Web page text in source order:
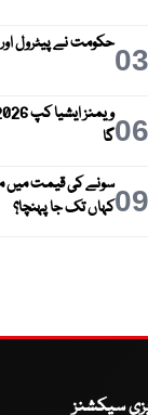
03حکومت نے پیٹرول
06گا
09سونے کی قیمت میں
کہاں تک جا پہنچا؟
سیکشنز